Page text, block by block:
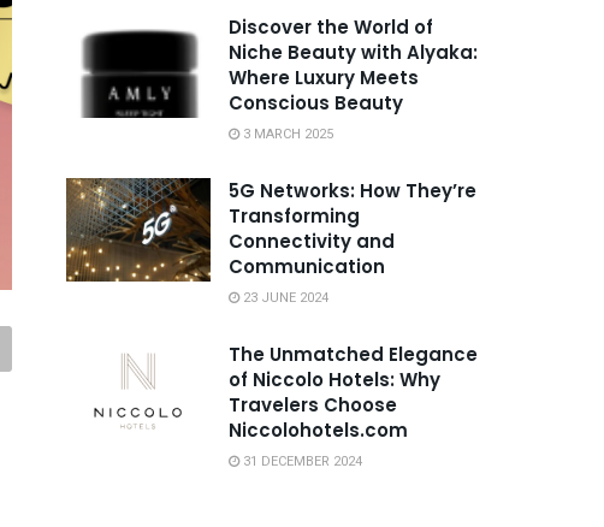
Discover the World of
Niche Beauty with Alyaka:
Where Luxury Meets
Conscious Beauty
3 MARCH 2025
5G Networks: How They’re
Transforming
Connectivity and
Communication
23 JUNE 2024
The Unmatched Elegance
of Niccolo Hotels: Why
Travelers Choose
Niccolohotels.com
31 DECEMBER 2024